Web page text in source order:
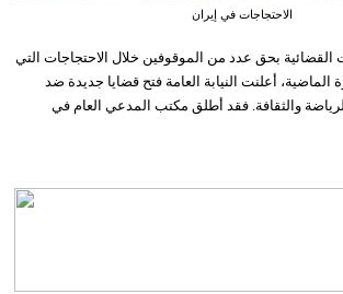
الاحتجاجات في إيران
القضائية بحق عدد من الموقوفين خلال الاحتجاجات التي
أعلنت النيابة العامة فتح قضايا جديدة ضد
والثقافة. فقد أطلق مكتب المدعي العام في